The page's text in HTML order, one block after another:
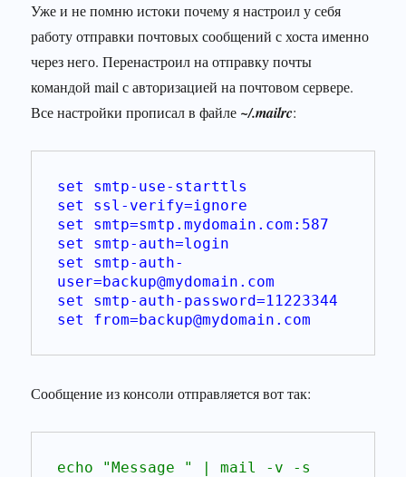
Уже и не помню истоки почему я настроил у себя
работу отправки почтовых сообщений с хоста именно
через него. Перенастроил на отправку почты
командой mail с авторизацией на почтовом сервере.
Все настройки прописал в файле ~/.mailrc:
set smtp-use-starttls
set ssl-verify=ignore
set smtp=smtp.mydomain.com:587
set smtp-auth=login
set smtp-auth-
user=backup@mydomain.com
set smtp-auth-password=11223344
set from=backup@mydomain.com
Сообщение из консоли отправляется вот так:
echo "Message " | mail -v -s